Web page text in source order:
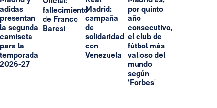
adidas
presentan
la segunda
camiseta
para la
temporada
2026-27
fallecimiento
de Franco
Baresi
Madrid:
campaña
de
solidaridad
con
Venezuela
por quinto
año
consecutivo,
el club de
fútbol más
valioso del
mundo
según
‘Forbes’